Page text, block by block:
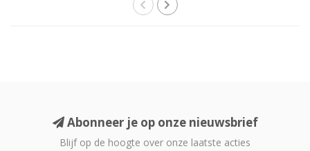
Abonneer je op onze nieuwsbrief
Blijf op de hoogte over onze laatste acties